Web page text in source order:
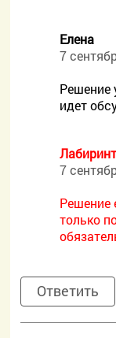
Елена
7
Решение
идет
7
Решение
только
Ответить